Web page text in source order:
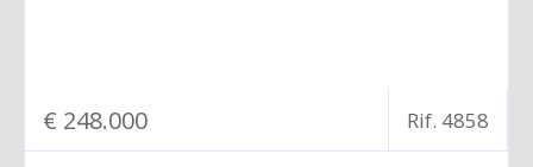
€ 248.000 Rif. 4858